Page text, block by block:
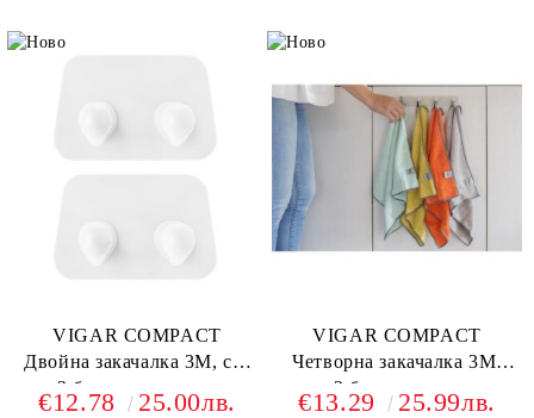
VIGAR COMPACT
Двойна закачалка 3М, сет
2 броя, светло сив
€12.78 25.00лв.
VIGAR COMPACT
Четворна закачалка 3М,
сет 2 броя, светло сив
€13.29 25.99лв.